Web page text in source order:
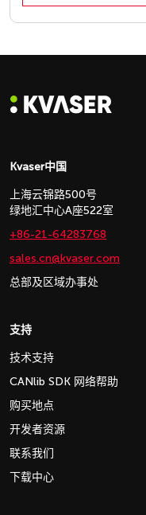
Kvaser中国
上海云锦路500号
绿地汇中心A座522室
+86-21-64283768
sales.cn@kvaser.com
总部及区域办事处
支持
技术支持
CANlib SDK 网络帮助
购买地点
开发者资源
联系我们
下载中心